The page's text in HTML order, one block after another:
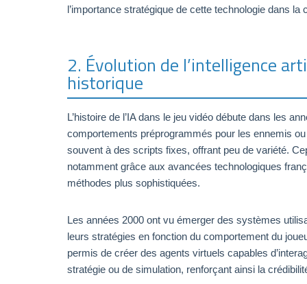
l’importance stratégique de cette technologie dans la
2. Évolution de l’intelligence
historique
L’histoire de l’IA dans le jeu vidéo débute dans les
comportements préprogrammés pour les ennemis
souvent à des scripts fixes, offrant peu de variété.
notamment grâce aux avancées technologiques
méthodes plus sophistiquées.
Les années 2000 ont vu émerger des systèmes
leurs stratégies en fonction du comportement du
permis de créer des agents virtuels capables
stratégie ou de simulation, renforçant ainsi la